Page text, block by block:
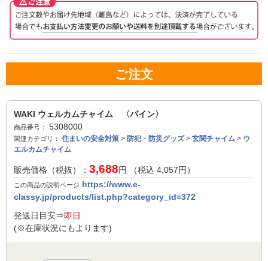
ご注文
WAKI ウェルカムチャイム 〈パイン〉
商品番号： 5308000
関連カテゴリ： 住まいの安全対策 > 防犯・防災グッズ> 玄関チャイム > ウ
エルカムチャイム
販売価格（税抜）： 3,688円 （税込 4,057円）
この商品の説明ページ https://www.e-
classy.jp/products/list.php?category_id=372
発送日目安⇒即日
(※在庫状況にもよります)